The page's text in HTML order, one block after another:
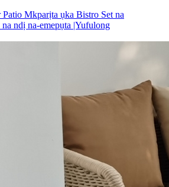
Mkparịta ụka Bistro Set na
ndị na-emepụta |Yufulong